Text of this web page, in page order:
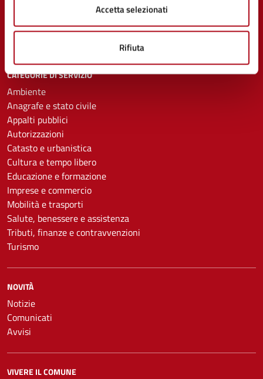
Accetta selezionati
Rifiuta
Documenti e Dati
CATEGORIE DI SERVIZIO
Ambiente
Anagrafe e stato civile
Appalti pubblici
Autorizzazioni
Catasto e urbanistica
Cultura e tempo libero
Educazione e formazione
Imprese e commercio
Mobilità e trasporti
Salute, benessere e assistenza
Tributi, finanze e contravvenzioni
Turismo
NOVITÀ
Notizie
Comunicati
Avvisi
VIVERE IL COMUNE